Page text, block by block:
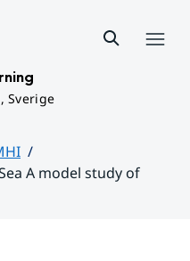
Sverige
A model study of